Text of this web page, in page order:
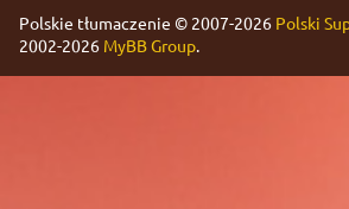
Polskie tłumaczenie © 2007-2026 Polski
2002-2026 MyBB Group.